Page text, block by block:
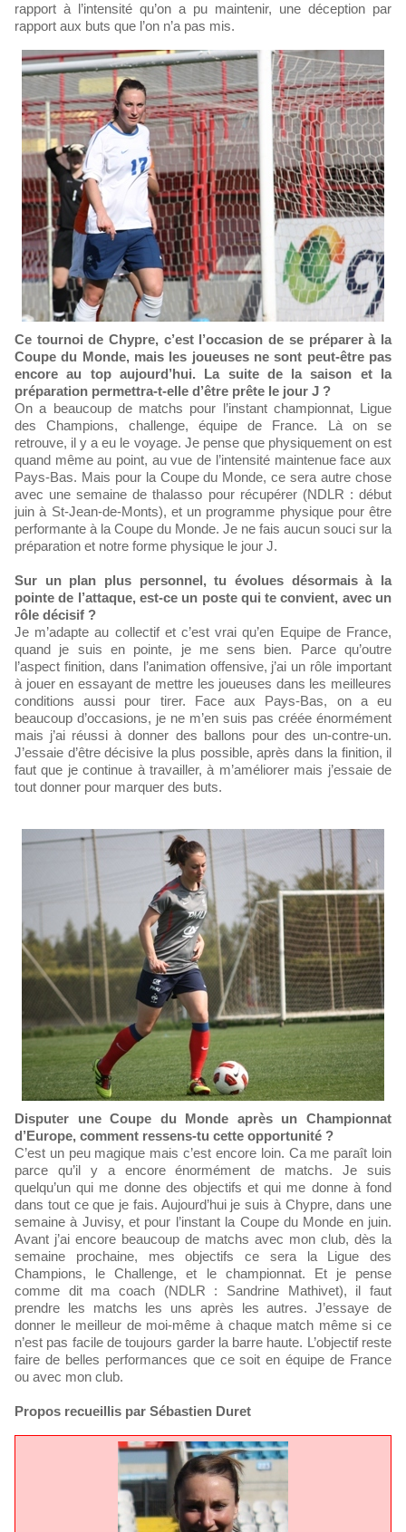
rapport à l’intensité qu’on a pu maintenir, une déception par
rapport aux buts que l’on n’a pas mis.
Ce tournoi de Chypre, c’est l’occasion de se préparer à la
Coupe du Monde, mais les joueuses ne sont peut-être pas
encore au top aujourd’hui. La suite de la saison et la
préparation permettra-t-elle d’être prête le jour J ?
On a beaucoup de matchs pour l’instant championnat, Ligue
des Champions, challenge, équipe de France. Là on se
retrouve, il y a eu le voyage. Je pense que physiquement on est
quand même au point, au vue de l’intensité maintenue face aux
Pays-Bas. Mais pour la Coupe du Monde, ce sera autre chose
avec une semaine de thalasso pour récupérer (NDLR : début
juin à St-Jean-de-Monts), et un programme physique pour être
performante à la Coupe du Monde. Je ne fais aucun souci sur la
préparation et notre forme physique le jour J.
Sur un plan plus personnel, tu évolues désormais à la
pointe de l’attaque, est-ce un poste qui te convient, avec un
rôle décisif ?
Je m’adapte au collectif et c’est vrai qu’en Equipe de France,
quand je suis en pointe, je me sens bien. Parce qu’outre
l’aspect finition, dans l’animation offensive, j’ai un rôle important
à jouer en essayant de mettre les joueuses dans les meilleures
conditions aussi pour tirer. Face aux Pays-Bas, on a eu
beaucoup d’occasions, je ne m’en suis pas créée énormément
mais j’ai réussi à donner des ballons pour des un-contre-un.
J’essaie d’être décisive la plus possible, après dans la finition, il
faut que je continue à travailler, à m’améliorer mais j’essaie de
tout donner pour marquer des buts.
Disputer une Coupe du Monde après un Championnat
d’Europe, comment ressens-tu cette opportunité ?
C’est un peu magique mais c’est encore loin. Ca me paraît loin
parce qu’il y a encore énormément de matchs. Je suis
quelqu’un qui me donne des objectifs et qui me donne à fond
dans tout ce que je fais. Aujourd’hui je suis à Chypre, dans une
semaine à Juvisy, et pour l’instant la Coupe du Monde en juin.
Avant j’ai encore beaucoup de matchs avec mon club, dès la
semaine prochaine, mes objectifs ce sera la Ligue des
Champions, le Challenge, et le championnat. Et je pense
comme dit ma coach (NDLR : Sandrine Mathivet), il faut
prendre les matchs les uns après les autres. J’essaye de
donner le meilleur de moi-même à chaque match même si ce
n’est pas facile de toujours garder la barre haute. L’objectif reste
faire de belles performances que ce soit en équipe de France
ou avec mon club.
Propos recueillis par Sébastien Duret